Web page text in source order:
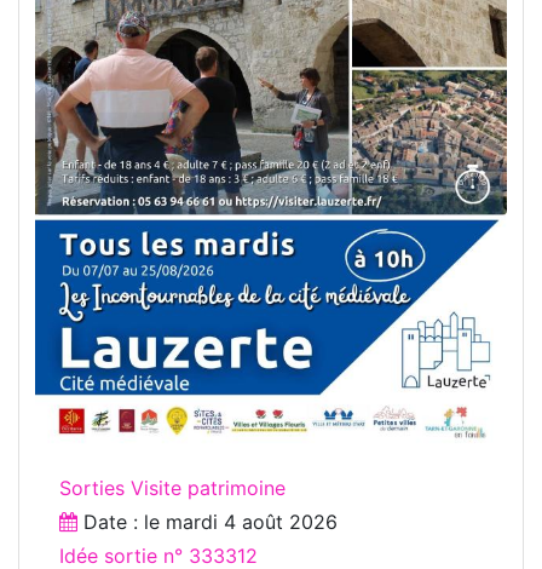
Sorties Visite patrimoine
Date : le mardi 4 août 2026
Idée sortie n° 333312